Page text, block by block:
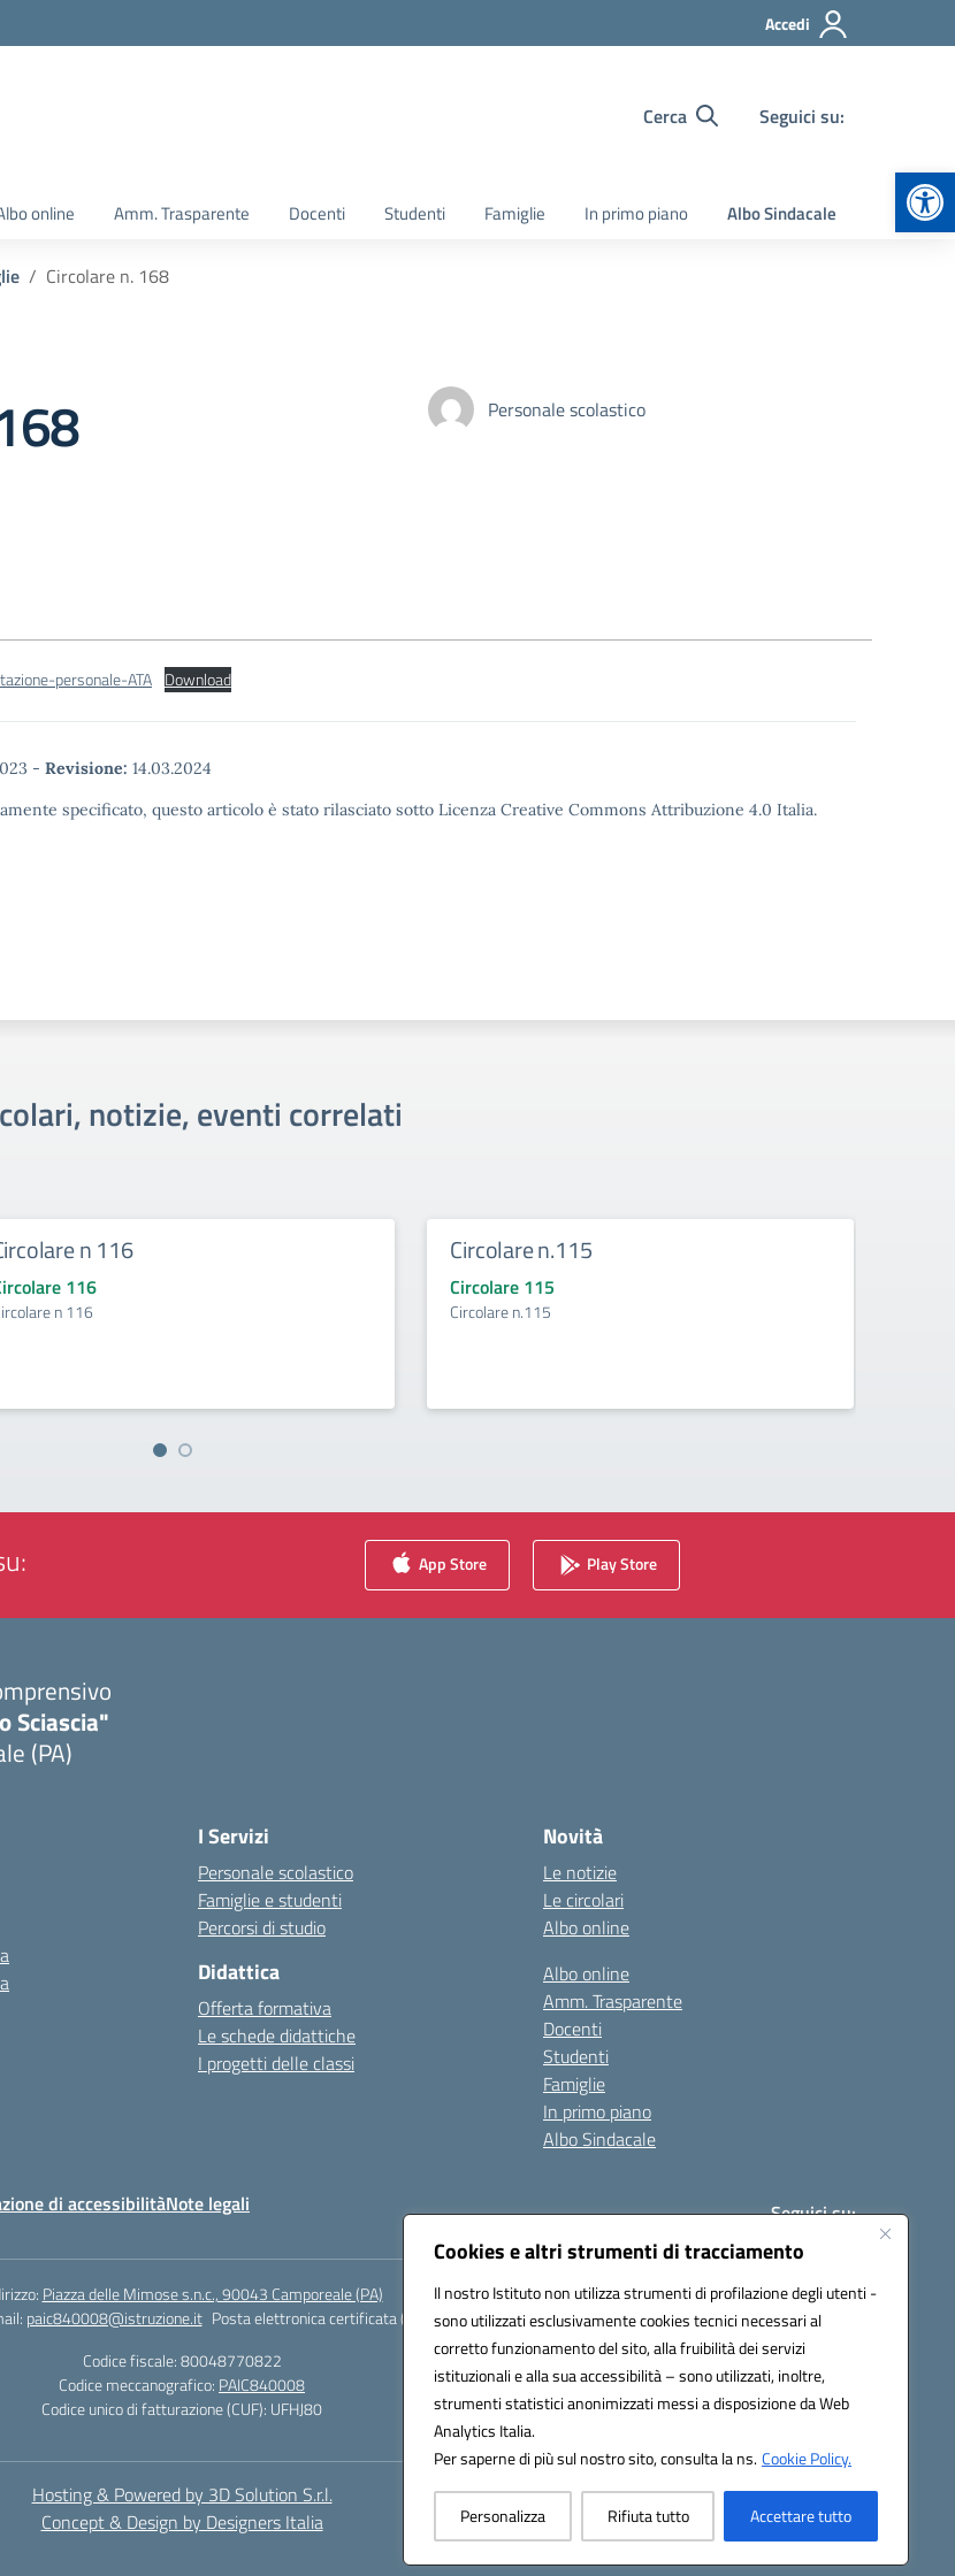
Cookies e altri strumenti di tracciamento
Il nostro Istituto non utilizza strumenti di profilazione degli utenti -
sono utilizzati esclusivamente cookies tecnici necessari al
corretto funzionamento del sito, alla fruibilità dei servizi
istituzionali e alla sua accessibilità – sono utilizzati, inoltre,
strumenti statistici anonimizzati messi a disposizione da Web
Analytics Italia.
Per saperne di più sul nostro sito, consulta la ns.Cookie Policy.
Personalizza Rifiuta tutto Accettare tutto
Accedi
Cerca Seguici su:
online Amm. Trasparente Docenti Studenti Famiglie In primo piano Albo Sindacale
Circolare n. 168
Personale scolastico
personale-ATA Download
- Revisione: 14.03.2024
specificato, questo articolo è stato rilasciato sotto Licenza Creative Commons Attribuzione 4.0 Italia.
notizie, eventi correlati
n 116
116
n 116
Circolare n.115
Circolare 115
Circolare n.115
App Store Play Store
Sciascia"
(PA)
I Servizi
Personale scolastico
Famiglie e studenti
Percorsi di studio
Didattica
Offerta formativa
Le schede didattiche
I progetti delle classi
Novità
Le notizie
Le circolari
Albo online
Albo online
Amm. Trasparente
Docenti
Studenti
Famiglie
In primo piano
Albo Sindacale
di accessibilitàNote legali Seguici su:
Piazza delle Mimose s.n.c., 90043 Camporeale (PA)
paic840008@istruzione.it Posta elettronica certificata (PEC):paic840008@pec.istruzione.it
Codice fiscale: 80048770822
Codice meccanografico: PAIC840008
Codice unico di fatturazione (CUF): UFHJ80
Hosting & Powered by 3D Solution S.r.l.
Concept & Design by Designers Italia